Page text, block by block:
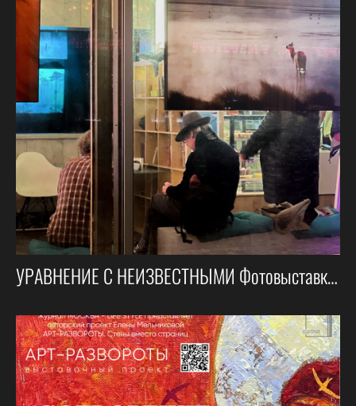
УРАВНЕНИЕ С НЕИЗВЕСТНЫМИ Фотовыставка Надежды Найденовой в КЦ ЗИЛ